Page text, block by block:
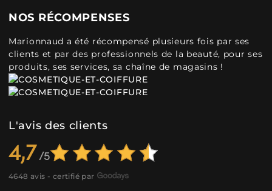
NOS RÉCOMPENSES
Marionnaud a été récompensé plusieurs fois par ses
clients et par des professionnels de la beauté, pour ses
produits, ses services, sa chaîne de magasins !
L'avis des clients
4,7
4648 avis - certifié par